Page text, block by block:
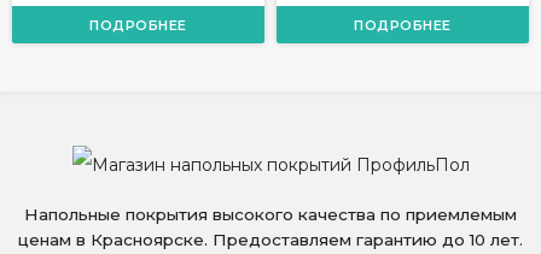
ПОДРОБНЕЕ ПОДРОБНЕЕ
Напольные покрытия высокого качества по приемлемым
ценам в Красноярске. Предоставляем гарантию до 10 лет.